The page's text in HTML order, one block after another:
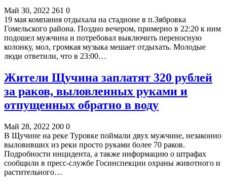
Май 30, 2022 261 0
19 мая компания отдыхала на стадионе в п.Зябровка
Гомельского района. Поздно вечером, примерно в 22:20 к ним
подошел мужчина и потребовал выключить переносную
колонку, мол, громкая музыка мешает отдыхать. Молодые
люди ответили, что в 23:00…
Жители Щучина заплатят 320 рублей
за раков, выловленных руками и
отпущенных обратно в воду
Май 28, 2022 200 0
В Щучине на реке Туровке поймали двух мужчине, незаконно
выловивших из реки просто руками более 70 раков.
Подробности инцидента, а также информацию о штрафах
сообщили в пресс-службе Госинспекции охраны животного и
растительного…